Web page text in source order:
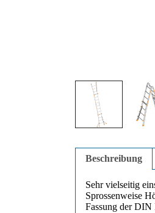
Beschreibung
Sehr vielseitig
Sprossenweise
Fassung der DIN